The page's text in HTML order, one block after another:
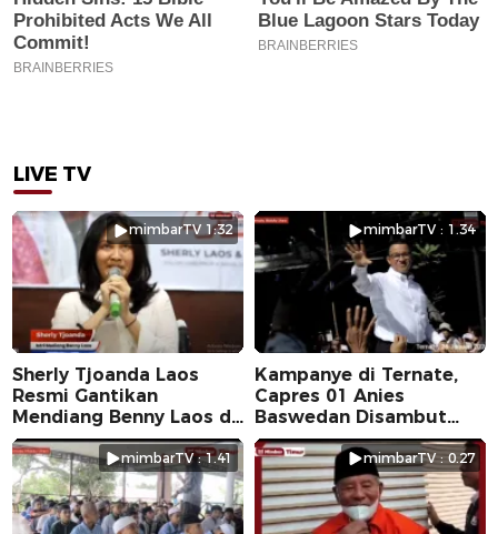
LIVE TV
mimbarTV 1:32
Sherly Tjoanda Laos
Resmi Gantikan
Mendiang Benny Laos di
Pilkada 2024
mimbarTV : 1.34
Kampanye di Ternate,
Capres 01 Anies
Baswedan Disambut
Ribuan Warga
mimbarTV : 1.41 mimbarTV : 0.27